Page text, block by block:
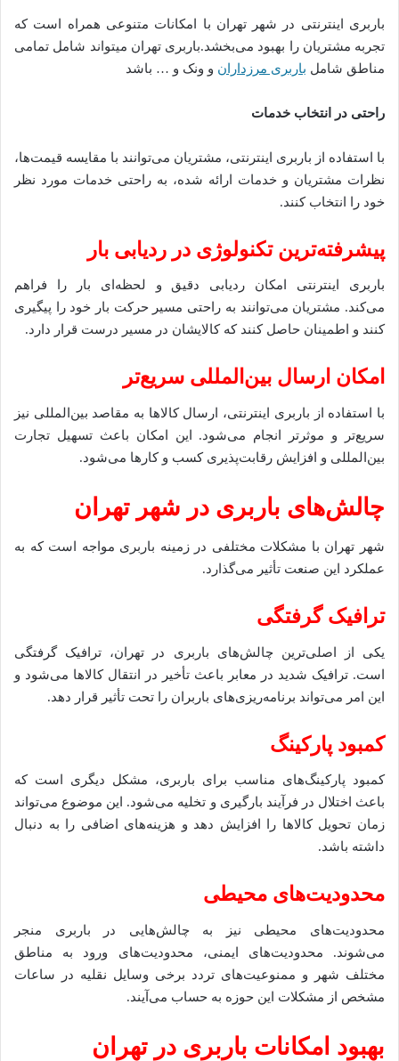
باربری اینترنتی در شهر تهران با امکانات متنوعی همراه است که
تجربه مشتریان را بهبود می‌بخشد.باربری تهران میتواند شامل تمامی
مناطق شامل باربری مرزداران و ونک و … باشد
راحتی در انتخاب خدمات
با استفاده از باربری اینترنتی، مشتریان می‌توانند با مقایسه قیمت‌ها،
نظرات مشتریان و خدمات ارائه شده، به راحتی خدمات مورد نظر
خود را انتخاب کنند.
پیشرفته‌ترین تکنولوژی در ردیابی بار
باربری اینترنتی امکان ردیابی دقیق و لحظه‌ای بار را فراهم
می‌کند. مشتریان می‌توانند به راحتی مسیر حرکت بار خود را پیگیری
کنند و اطمینان حاصل کنند که کالایشان در مسیر درست قرار دارد.
امکان ارسال بین‌المللی سریع‌تر
با استفاده از باربری اینترنتی، ارسال کالاها به مقاصد بین‌المللی نیز
سریع‌تر و موثرتر انجام می‌شود. این امکان باعث تسهیل تجارت
بین‌المللی و افزایش رقابت‌پذیری کسب و کارها می‌شود.
چالش‌های باربری در شهر تهران
شهر تهران با مشکلات مختلفی در زمینه باربری مواجه است که به
عملکرد این صنعت تأثیر می‌گذارد.
ترافیک گرفتگی
یکی از اصلی‌ترین چالش‌های باربری در تهران، ترافیک گرفتگی
است. ترافیک شدید در معابر باعث تأخیر در انتقال کالاها می‌شود و
این امر می‌تواند برنامه‌ریزی‌های باربران را تحت تأثیر قرار دهد.
کمبود پارکینگ
کمبود پارکینگ‌های مناسب برای باربری، مشکل دیگری است که
باعث اختلال در فرآیند بارگیری و تخلیه می‌شود. این موضوع می‌تواند
زمان تحویل کالاها را افزایش دهد و هزینه‌های اضافی را به دنبال
داشته باشد.
محدودیت‌های محیطی
محدودیت‌های محیطی نیز به چالش‌هایی در باربری منجر
می‌شوند. محدودیت‌های ایمنی، محدودیت‌های ورود به مناطق
مختلف شهر و ممنوعیت‌های تردد برخی وسایل نقلیه در ساعات
مشخص از مشکلات این حوزه به حساب می‌آیند.
بهبود امکانات باربری در تهران